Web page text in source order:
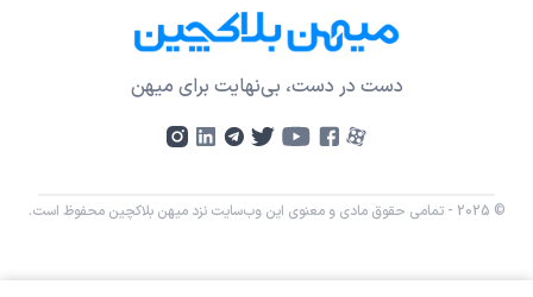
دست در دست، بی‌نهایت برای میهن
© 2025 - تمامی حقوق مادی و معنوی این وب‌سایت نزد میهن بلاکچین محفوظ است.